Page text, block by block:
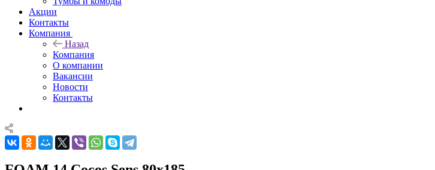
Акции
Контакты
Компания
Назад
Компания
О компании
Вакансии
Новости
Контакты